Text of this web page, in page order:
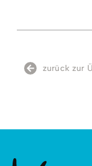
Enthaltene
zurück zur